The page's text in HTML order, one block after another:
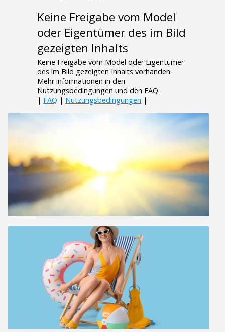
Keine Freigabe vom Model
oder Eigentümer des im Bild
gezeigten Inhalts
Keine Freigabe vom Model oder Eigentümer
des im Bild gezeigten Inhalts vorhanden.
Mehr informationen in den
Nutzungsbedingungen und den FAQ.
| FAQ | Nutzungsbedingungen |